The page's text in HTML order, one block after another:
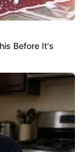
ser 'crack'
Mancoha sido